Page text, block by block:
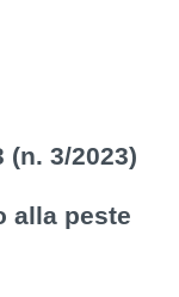
(n. 3/2023)
alla peste